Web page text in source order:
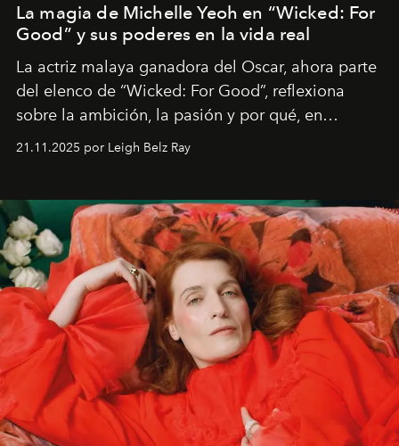
La magia de Michelle Yeoh en “Wicked: For
Good” y sus poderes en la vida real
La actriz malaya ganadora del Oscar, ahora parte
del elenco de “Wicked: For Good”, reflexiona
sobre la ambición, la pasión y por qué, en
ocasiones, la introspección puede esperar. “Es
importa si no lo entienden’”, confiesa.
21.11.2025 por Leigh Belz Ray